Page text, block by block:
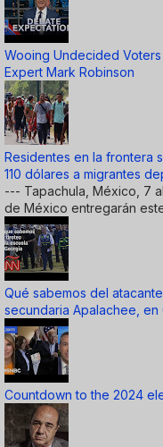
Wooing Undecided
Expert Mark Robinson
Residentes en la frontera
110 dólares a migrantes
--- Tapachula, México, 7
de México entregarán
Qué sabemos del
secundaria Apalachee, en
Countdown to the 2024